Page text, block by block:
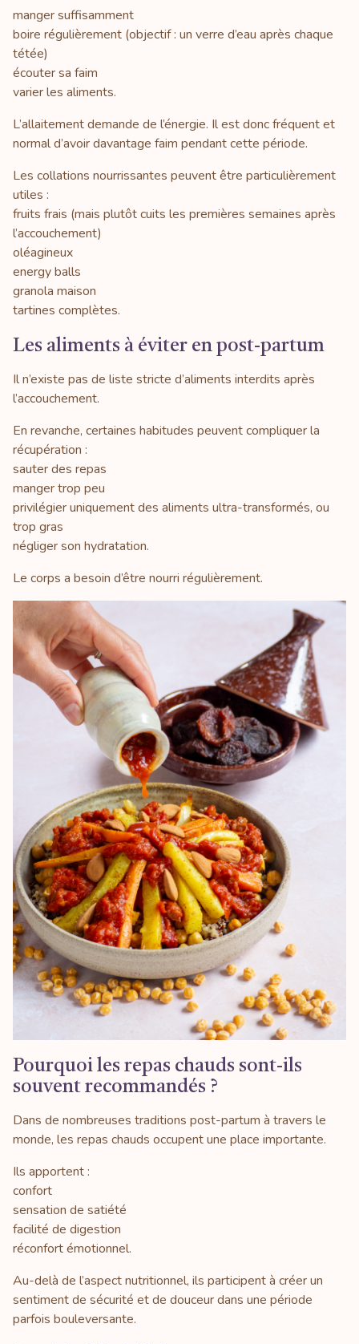
manger suffisamment
boire régulièrement (objectif : un verre d’eau après chaque
tétée)
écouter sa faim
varier les aliments.
L’allaitement demande de l’énergie. Il est donc fréquent et
normal d’avoir davantage faim pendant cette période.
Les collations nourrissantes peuvent être particulièrement
utiles :
fruits frais (mais plutôt cuits les premières semaines après
l’accouchement)
oléagineux
energy balls
granola maison
tartines complètes.
Les aliments à éviter en post-partum
Il n’existe pas de liste stricte d’aliments interdits après
l’accouchement.
En revanche, certaines habitudes peuvent compliquer la
récupération :
sauter des repas
manger trop peu
privilégier uniquement des aliments ultra-transformés, ou
trop gras
négliger son hydratation.
Le corps a besoin d’être nourri régulièrement.
Pourquoi les repas chauds sont-ils
souvent recommandés ?
Dans de nombreuses traditions post-partum à travers le
monde, les repas chauds occupent une place importante.
Ils apportent :
confort
sensation de satiété
facilité de digestion
réconfort émotionnel.
Au-delà de l’aspect nutritionnel, ils participent à créer un
sentiment de sécurité et de douceur dans une période
parfois bouleversante.